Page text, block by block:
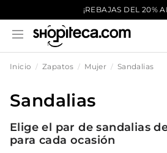
¡REBAJAS DEL 20%
Inicio Zapatos Mujer Sandalias
Sandalias
Elige el par de sandalias
para cada ocasión